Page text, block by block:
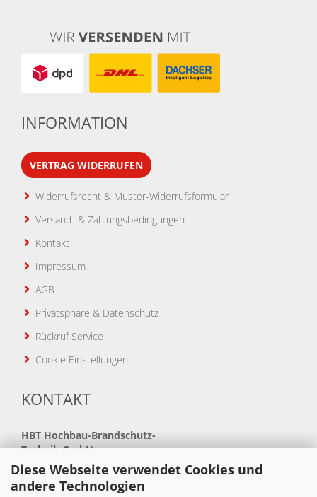
Diese Webseite verwendet Cookies und
andere Technologien
INFORMATION
VERTRAG WIDERRUFEN
Widerrufsrecht & Muster-Widerrufsformular
Versand- & Zahlungsbedingungen
Kontakt
Impressum
AGB
Privatsphäre & Datenschutz
Rückruf Service
Cookie Einstellungen
KONTAKT
HBT Hochbau-Brandschutz-
Technik GmbH
Neue Bahnhofstraße 41
34621 Frielendorf